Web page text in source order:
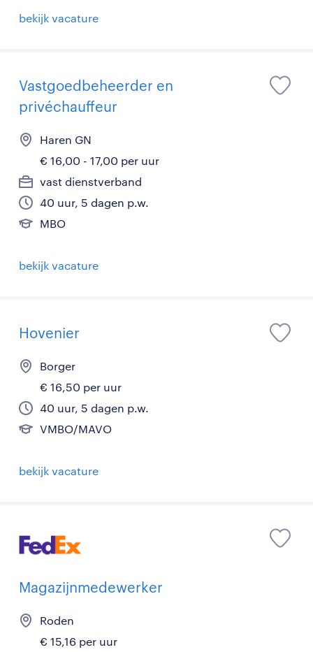
bekijk vacature
Vastgoedbeheerder en
privéchauffeur
Haren GN
€ 16,00 - 17,00 per uur
vast dienstverband
40 uur, 5 dagen p.w.
MBO
bekijk vacature
Hovenier
Borger
€ 16,50 per uur
40 uur, 5 dagen p.w.
VMBO/MAVO
bekijk vacature
Magazijnmedewerker
Roden
€ 15,16 per uur